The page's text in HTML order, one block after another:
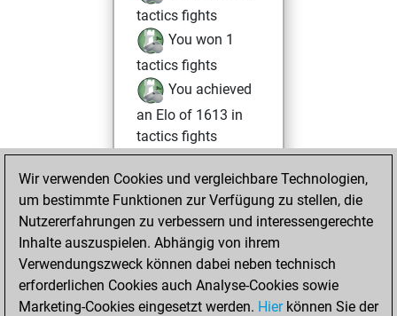
tactics fights
You won 1
tactics fights
You achieved
an Elo of 1613 in
tactics fights
You played 11
blitz games
Play
You scored +3
=2 -6 in blitz
Montag, Juni 8,
2026
Wir verwenden Cookies und vergleichbare Technologien,
um bestimmte Funktionen zur Verfügung zu stellen, die
Nutzererfahrungen zu verbessern und interessengerechte
Inhalte auszuspielen. Abhängig von ihrem
Verwendungszweck können dabei neben technisch
erforderlichen Cookies auch Analyse-Cookies sowie
Marketing-Cookies eingesetzt werden. Hierkönnen Sie der